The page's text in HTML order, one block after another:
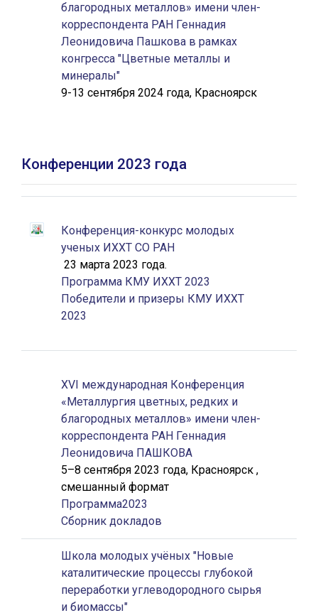
благородных металлов» имени член-
корреспондента РАН Геннадия
Леонидовича Пашкова в рамках
конгресса "Цветные металлы и
минералы"
9-13 сентября 2024 года, Красноярск
Конференции 2023 года
Конференция-конкурс молодых
ученых ИХХТ СО РАН
23 марта 2023 года.
Программа КМУ ИХХТ 2023
Победители и призеры КМУ ИХХТ
2023
XVI международная Конференция
«Металлургия цветных, редких и
благородных металлов» имени член-
корреспондента РАН Геннадия
Леонидовича ПАШКОВА
5–8 сентября 2023 года, Красноярск ,
смешанный формат
Программа2023
Сборник докладов
Школа молодых учёных "Новые
каталитические процессы глубокой
переработки углеводородного сырья
и биомассы"